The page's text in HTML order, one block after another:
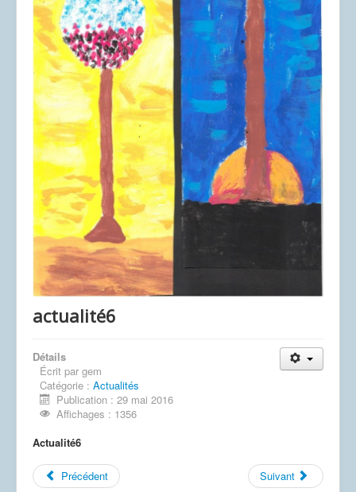
Contact
Liens
actualité6
Détails
Écrit par gem
Catégorie : Actualités
Publication : 29 mai 2016
Affichages : 1356
Actualité6
Précédent Suivant